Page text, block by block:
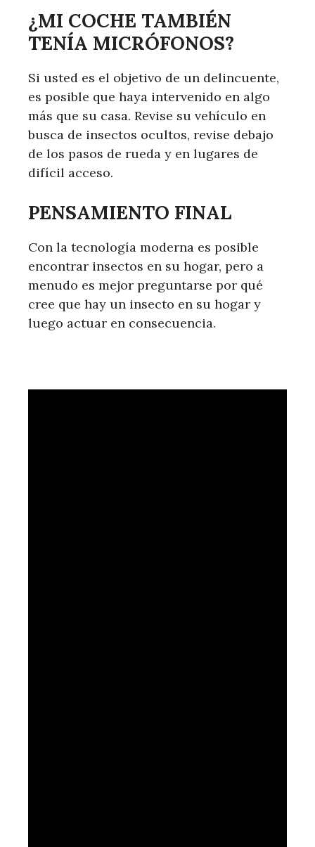
¿MI COCHE TAMBIÉN
TENÍA MICRÓFONOS?
Si usted es el objetivo de un delincuente,
es posible que haya intervenido en algo
más que su casa. Revise su vehículo en
busca de insectos ocultos, revise debajo
de los pasos de rueda y en lugares de
difícil acceso.
PENSAMIENTO FINAL
Con la tecnología moderna es posible
encontrar insectos en su hogar, pero a
menudo es mejor preguntarse por qué
cree que hay un insecto en su hogar y
luego actuar en consecuencia.